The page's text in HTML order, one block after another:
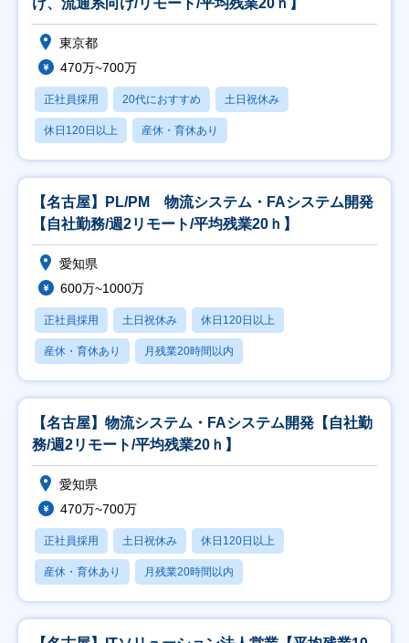
け、流通系向け/リモート/平均残業20ｈ】
東京都
470万~700万
正社員採用 20代におすすめ 土日祝休み
休日120日以上 産休・育休あり
【名古屋】PL/PM 物流システム・FAシステム開発
【自社勤務/週2リモート/平均残業20ｈ】
愛知県
600万~1000万
正社員採用 土日祝休み 休日120日以上
産休・育休あり 月残業20時間以内
【名古屋】物流システム・FAシステム開発【自社勤
務/週2リモート/平均残業20ｈ】
愛知県
470万~700万
正社員採用 土日祝休み 休日120日以上
産休・育休あり 月残業20時間以内